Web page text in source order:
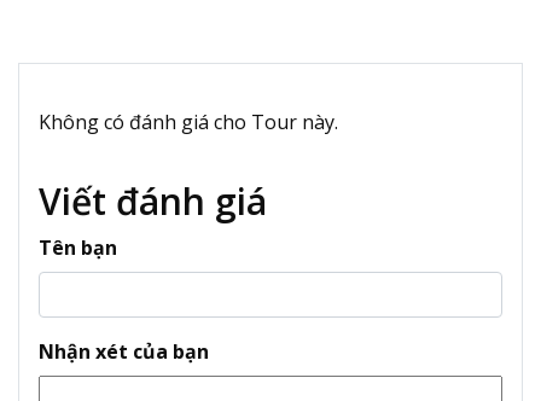
Không có đánh giá cho Tour này.
Viết đánh giá
Tên bạn
Nhận xét của bạn